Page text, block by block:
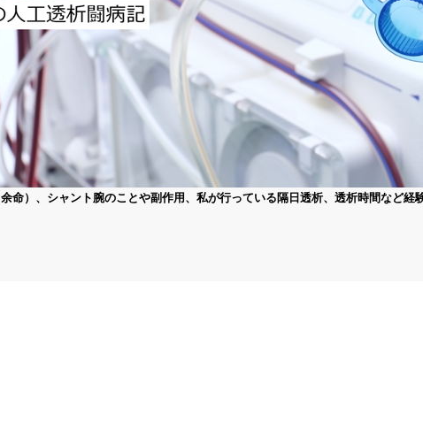
命）、シャント腕のことや副作用、私が行っている隔日透析、透析時間など経